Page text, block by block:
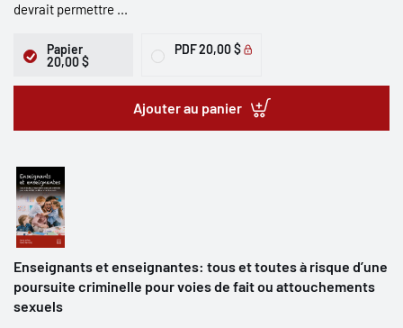
devrait permettre ...
Papier
20,00 $
PDF20,00 $
Ajouter au panier
Enseignants et enseignantes: tous et toutes à risque d’une
poursuite criminelle pour voies de fait ou attouchements
sexuels